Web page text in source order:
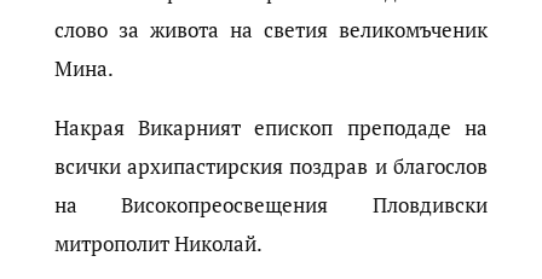
слово за живота на светия великомъченик
Мина.
Накрая Викарният епископ преподаде на
всички архипастирския поздрав и благослов
на Високопреосвещения Пловдивски
митрополит Николай.